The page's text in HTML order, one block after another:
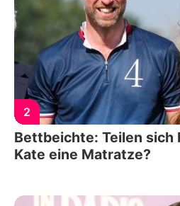
2
Bettbeichte: Teilen sich
Kate eine Matratze?